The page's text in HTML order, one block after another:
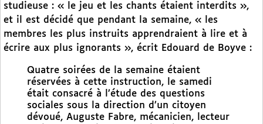
studieuse : « le jeu et les chants étaient interdits »,
et il est décidé que pendant la semaine, « les
membres les plus instruits apprendraient à lire et à
écrire aux plus ignorants », écrit Edouard de Boyve :
Quatre soirées de la semaine étaient
réservées à cette instruction, le samedi
était consacré à l’étude des questions
sociales sous la direction d’un citoyen
dévoué, Auguste Fabre, mécanicien, lecteur